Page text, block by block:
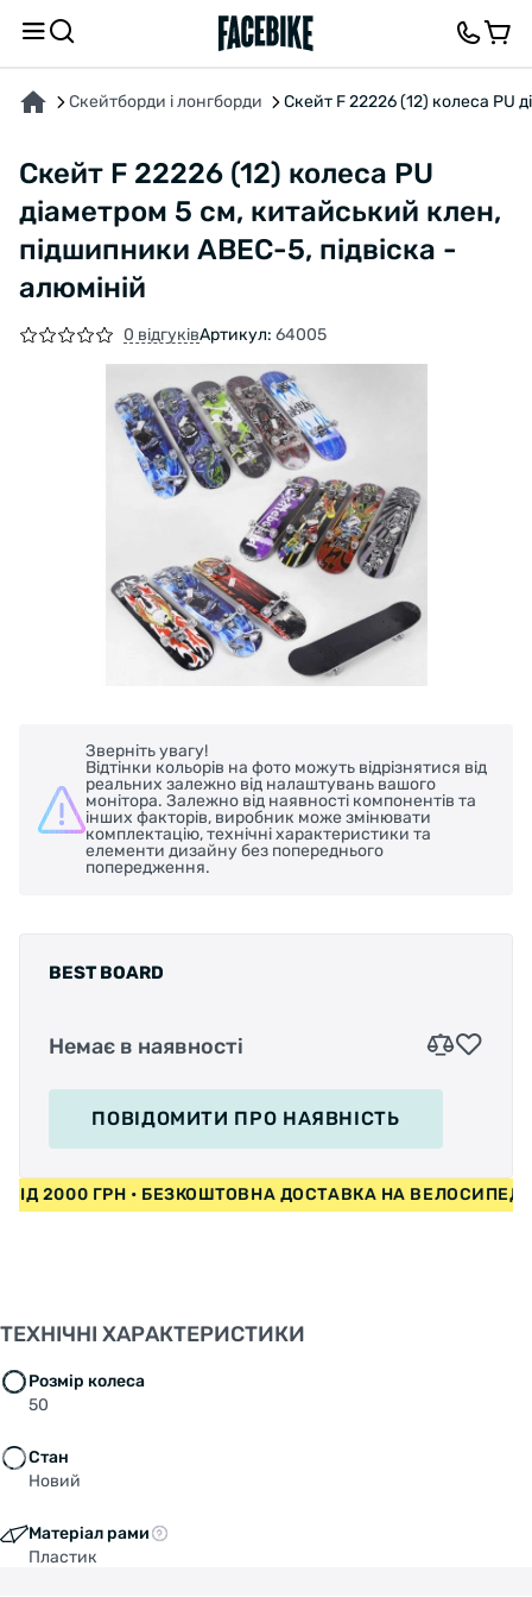
Скейтборди і лонгборди Скейт F 22226 (12) колеса PU
Скейт F 22226 (12) колеса PU
діаметром 5 см, китайський клен,
підшипники ABEC-5, підвіска -
алюміній
0 відгуківАртикул: 64005
Зверніть увагу!
Відтінки кольорів на фото можуть відрізнятися від
реальних залежно від налаштувань вашого
монітора. Залежно від наявності компонентів та
інших факторів, виробник може змінювати
комплектацію, технічні характеристики та
елементи дизайну без попереднього
попередження.
BEST BOARD
Немає в наявності
ПОВІДОМИТИ ПРО НАЯВНІСТЬ
2000 ГРН • БЕЗКОШТОВНА ДОСТАВКА НА
ТЕХНІЧНІ ХАРАКТЕРИСТИКИ
Розмір колеса
50
Стан
Новий
Матеріал рами
Пластик
ПРО ТОВАР ХАРАКТЕРИСТИКИВІДГУКИ ТА ЗАПИТАННЯ